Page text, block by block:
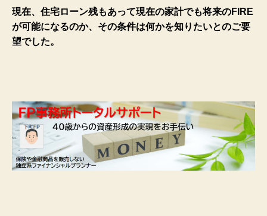
現在、住宅ローン残もあって現在の家計でも将来のFIRE
が可能になるのか、その条件は何かを知りたいとのご要
望でした。